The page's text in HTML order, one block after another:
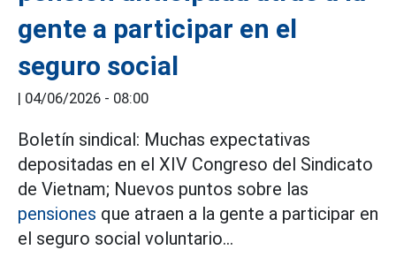
gente a participar en el
seguro social
04/06/2026 - 08:00
Boletín sindical: Muchas expectativas
depositadas en el XIV Congreso del Sindicato
de Vietnam; Nuevos puntos sobre las
pensiones que atraen a la gente a participar en
el seguro social voluntario...